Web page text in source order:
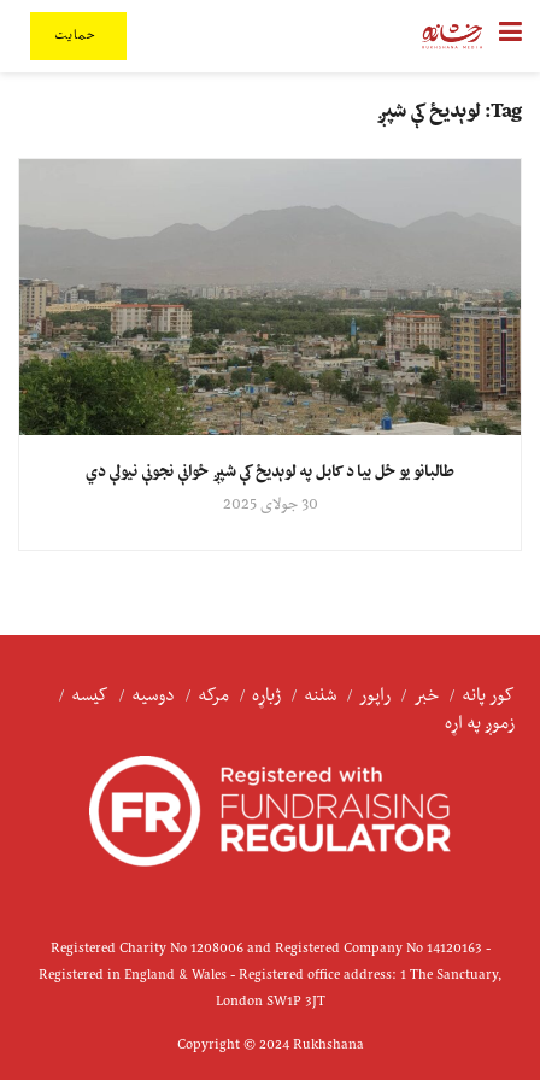
حمایت
Tag: لوېدیځ کې شپږ
طالبانو یو ځل بیا د کابل په لوېدیځ کې شپږ ځوانې نجونې نیولې دي
30 جولای 2025
کور پانه خبر راپور شننه ژباړه مرکه دوسیه
کیسه
زموږ په اړه
Registered Charity No 1208006 and Registered Company No 14120163 -
Registered in England & Wales - Registered office address: 1 The Sanctuary,
London SW1P 3JT
Copyright © 2024 Rukhshana